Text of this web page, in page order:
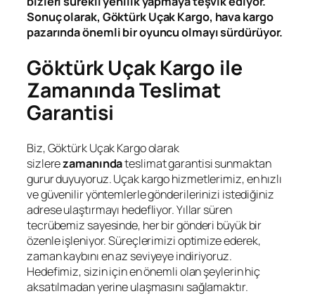
Sonuç olarak, Göktürk Uçak Kargo, hava kargo
pazarında önemli bir oyuncu olmayı sürdürüyor.
Göktürk Uçak Kargo ile
Zamanında Teslimat
Garantisi
Biz, Göktürk Uçak Kargo olarak
sizlerezamanındateslimat garantisi sunmaktan
gurur duyuyoruz. Uçak kargo hizmetlerimiz, en hızlı
ve güvenilir yöntemlerle gönderilerinizi istediğiniz
adrese ulaştırmayı hedefliyor. Yıllar süren
tecrübemiz sayesinde, her bir gönderi büyük bir
özenle işleniyor. Süreçlerimizi optimize ederek,
zaman kaybını en az seviyeye indiriyoruz.
Hedefimiz, sizin için en önemli olan şeylerin hiç
aksatılmadan yerine ulaşmasını sağlamaktır.